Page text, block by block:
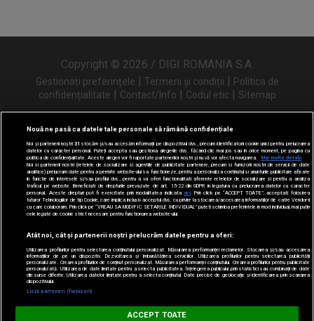
Digi FM
Copyright © 2026 / DIGI ROMANIA S.A.
Gestionați preferințele | Termeni și condiții | Politica de
confidențialitate | Contact/Info | Codul etic | Sitemap
Urmărește-ne și pe
Nouă ne pasă ca datele tale personale să rămână confidențiale
Noi și partenerii noștri31 stocăm și/sau accesăm informații pe dispozitivul dvs., precum identificatorii cookie unici pentru prelucrarea
datelor cu caracter personal. Puteți accepta sau gestiona alegerile dvs. făcând clic mai jos sau în orice moment, pe pagina cu
politica de confidențialitate. Aceste alegeri vor fi raportate partenerilor noștri și nu vă vor afecta navigarea.
Mai multe detalii
Noi si partenerii nostri (retelele de socializare si agentiile de publicitate partenere, precum si furnizorii nostri de servicii de date
analitice) prelucram date pentru a permite website-ului sa functioneze, pentru a personaliza continutul si anunturile publicitare afisate
in functie de interesele si/sau profilul dvs., pentru a va oferi functionalitati aferente retelelor de socializare si pentru a analiza
traficul pe website. Beneficiati de drepturile prevazute de art. 15-22 din GDPR in legatura cu prelucrarea datelor cu caracter
personal. Aceste drepturi pot fi exercitate prin modalitatea indicata aici. Prin click pe “ACCEPT TOATE”, acceptati folosirea
tuturor Tehnologiilor de tip Cookie, care implica inclusiv acceptul dvs. cu privire la stocarea/accesarea informatiilor de catre Vendor-ii
cu care colaboram. Prin click pe “VREAU SA MODIFIC SETARILE INDIVIDUAL” puteti schimba preferintele in mod individual, mai putin
cele legate de cookie strict necesare pentru functionarea website-ului.
Atât noi, cât și partenerii noștri prelucrăm datele pentru a oferi:
Utilizarea profilurilor pentru selectarea conținutului personalizat. Măsurarea performanței reclamelor. Stocarea și/sau accesarea
informațiilor de pe un dispozitiv. Dezvoltarea și îmbunătățirea serviciilor. Utilizarea profilurilor pentru selectarea publicității
personalizate. Crearea profilurilor de conținut personalizat. Măsurarea performanței conținutului. Crearea profilurilor pentru publicitate
personalizată. Utilizarea de date limitate pentru a selecta publicitatea. Înțelegerea publicului prin statistici sau combinații de date
din surse diferite. Utilizarea datelor limitate pentru a selecta conținutul. Date precise de geolocație și identificarea prin scanarea
dispozitivului.
Listă parteneri (furnizori)
ACCEPT TOATE